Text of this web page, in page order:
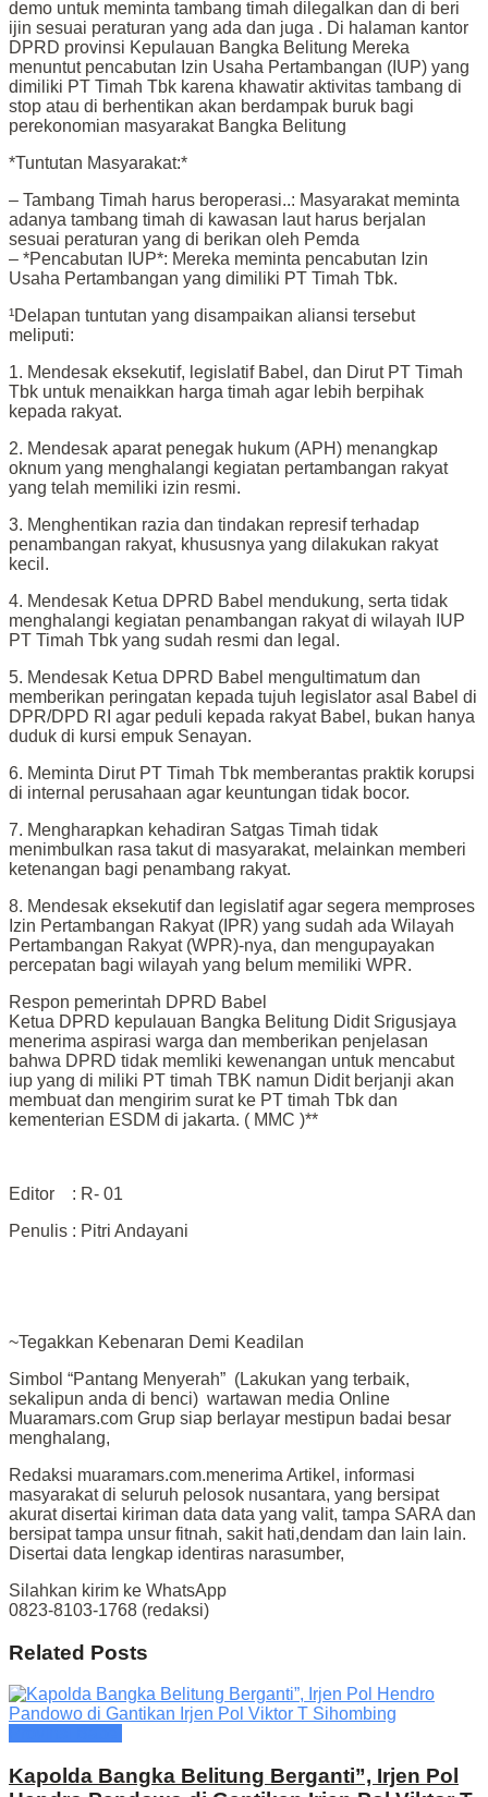
demo untuk meminta tambang timah dilegalkan dan di beri
ijin sesuai peraturan yang ada dan juga . Di halaman kantor
DPRD provinsi Kepulauan Bangka Belitung Mereka
menuntut pencabutan Izin Usaha Pertambangan (IUP) yang
dimiliki PT Timah Tbk karena khawatir aktivitas tambang di
stop atau di berhentikan akan berdampak buruk bagi
perekonomian masyarakat Bangka Belitung
*Tuntutan Masyarakat:*
– Tambang Timah harus beroperasi..: Masyarakat meminta
adanya tambang timah di kawasan laut harus berjalan
sesuai peraturan yang di berikan oleh Pemda
– *Pencabutan IUP*: Mereka meminta pencabutan Izin
Usaha Pertambangan yang dimiliki PT Timah Tbk.
¹Delapan tuntutan yang disampaikan aliansi tersebut
meliputi:
1. Mendesak eksekutif, legislatif Babel, dan Dirut PT Timah
Tbk untuk menaikkan harga timah agar lebih berpihak
kepada rakyat.
2. Mendesak aparat penegak hukum (APH) menangkap
oknum yang menghalangi kegiatan pertambangan rakyat
yang telah memiliki izin resmi.
3. Menghentikan razia dan tindakan represif terhadap
penambangan rakyat, khususnya yang dilakukan rakyat
kecil.
4. Mendesak Ketua DPRD Babel mendukung, serta tidak
menghalangi kegiatan penambangan rakyat di wilayah IUP
PT Timah Tbk yang sudah resmi dan legal.
5. Mendesak Ketua DPRD Babel mengultimatum dan
memberikan peringatan kepada tujuh legislator asal Babel di
DPR/DPD RI agar peduli kepada rakyat Babel, bukan hanya
duduk di kursi empuk Senayan.
6. Meminta Dirut PT Timah Tbk memberantas praktik korupsi
di internal perusahaan agar keuntungan tidak bocor.
7. Mengharapkan kehadiran Satgas Timah tidak
menimbulkan rasa takut di masyarakat, melainkan memberi
ketenangan bagi penambang rakyat.
8. Mendesak eksekutif dan legislatif agar segera memproses
Izin Pertambangan Rakyat (IPR) yang sudah ada Wilayah
Pertambangan Rakyat (WPR)-nya, dan mengupayakan
percepatan bagi wilayah yang belum memiliki WPR.
Respon pemerintah DPRD Babel
Ketua DPRD kepulauan Bangka Belitung Didit Srigusjaya
menerima aspirasi warga dan memberikan penjelasan
bahwa DPRD tidak memliki kewenangan untuk mencabut
iup yang di miliki PT timah TBK namun Didit berjanji akan
membuat dan mengirim surat ke PT timah Tbk dan
kementerian ESDM di jakarta. ( MMC )**
Editor : R- 01
Penulis : Pitri Andayani
~Tegakkan Kebenaran Demi Keadilan
Simbol “Pantang Menyerah” (Lakukan yang terbaik,
sekalipun anda di benci) wartawan media Online
Muaramars.com Grup siap berlayar mestipun badai besar
menghalang,
Redaksi muaramars.com.menerima Artikel, informasi
masyarakat di seluruh pelosok nusantara, yang bersipat
akurat disertai kiriman data data yang valit, tampa SARA dan
bersipat tampa unsur fitnah, sakit hati,dendam dan lain lain.
Disertai data lengkap identiras narasumber,
Silahkan kirim ke WhatsApp
0823-8103-1768 (redaksi)
Related Posts
Kapolda Bangka Belitung Berganti”, Irjen Pol